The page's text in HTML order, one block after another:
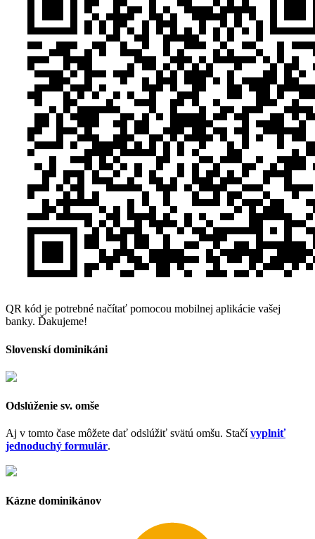
QR kód je potrebné načítať pomocou mobilnej aplikácie vašej
banky. Ďakujeme!
Slovenskí dominikáni
Odslúženie sv. omše
Aj v tomto čase môžete dať odslúžiť svätú omšu. Stačívyplniť
jednoduchý formulár.
Kázne dominikánov